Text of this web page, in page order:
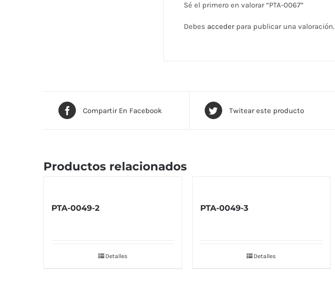
Sé el primero en valorar “PTA-0067”
Debes accederpara publicar una valoración.
Compartir En Facebook Twitear este producto
Productos relacionados
PTA-0049-2
Detalles
PTA-0049-3
Detalles